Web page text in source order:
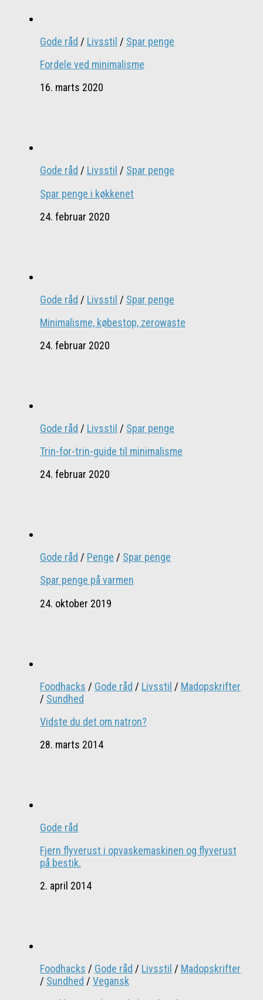
Gode råd / Livsstil / Spar penge
Fordele ved minimalisme
16. marts 2020
Gode råd / Livsstil / Spar penge
Spar penge i køkkenet
24. februar 2020
Gode råd / Livsstil / Spar penge
Minimalisme, købestop, zerowaste
24. februar 2020
Gode råd / Livsstil / Spar penge
Trin-for-trin-guide til minimalisme
24. februar 2020
Gode råd / Penge / Spar penge
Spar penge på varmen
24. oktober 2019
Foodhacks / Gode råd / Livsstil / Madopskrifter
/ Sundhed
Vidste du det om natron?
28. marts 2014
Gode råd
Fjern flyverust i opvaskemaskinen og flyverust
på bestik.
2. april 2014
Foodhacks / Gode råd / Livsstil / Madopskrifter
/ Sundhed / Vegansk